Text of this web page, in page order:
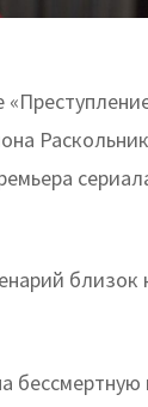
близок
бессмертную